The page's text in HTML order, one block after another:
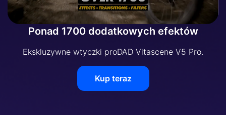
Ponad 1700 dodatkowych efektów
Ekskluzywne wtyczki proDAD Vitascene V5 Pro.
Kup teraz